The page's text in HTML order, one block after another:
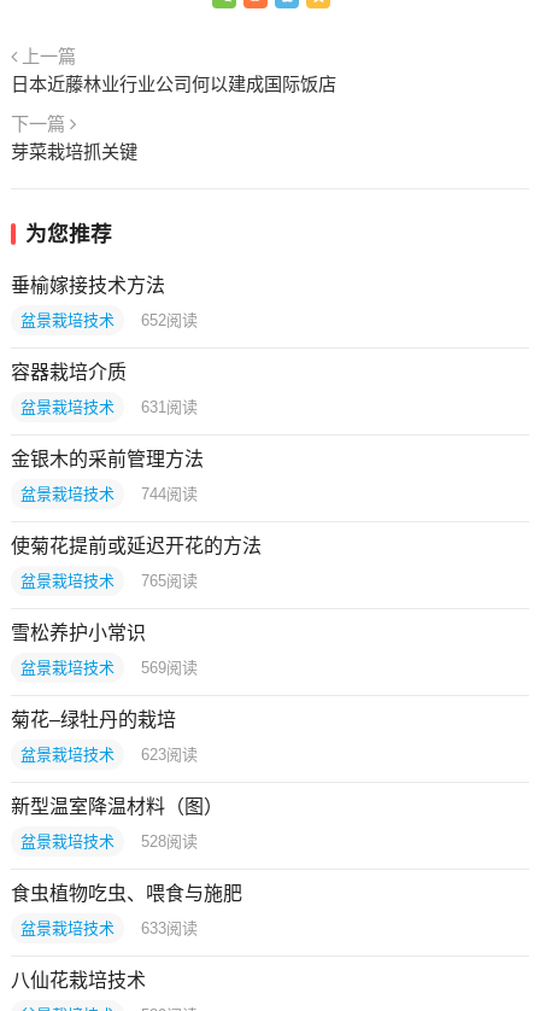
上一篇
日本近藤林业行业公司何以建成国际饭店
下一篇
芽菜栽培抓关键
为您推荐
垂榆嫁接技术方法
盆景栽培技术 652阅读
容器栽培介质
盆景栽培技术 631 阅读
金银木的采前管理方法
盆景栽培技术 744阅读
使菊花提前或延迟开花的方法
盆景栽培技术 765阅读
雪松养护小常识
盆景栽培技术 569阅读
菊花–绿牡丹的栽培
盆景栽培技术 623阅读
新型温室降温材料（图）
盆景栽培技术 528阅读
食虫植物吃虫、喂食与施肥
盆景栽培技术 633阅读
八仙花栽培技术